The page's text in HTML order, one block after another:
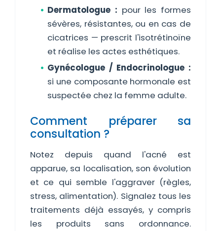
Dermatologue : pour les formes
sévères, résistantes, ou en cas de
cicatrices — prescrit l'isotrétinoïne
et réalise les actes esthétiques.
Gynécologue / Endocrinologue :
si une composante hormonale est
suspectée chez la femme adulte.
Comment préparer sa
consultation ?
Notez depuis quand l'acné est
apparue, sa localisation, son évolution
et ce qui semble l'aggraver (règles,
stress, alimentation). Signalez tous les
traitements déjà essayés, y compris
les produits sans ordonnance.